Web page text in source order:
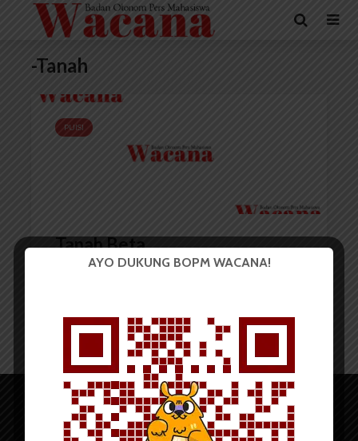
-Tanah
PUISI
Tanah Beta
AYO DUKUNG BOPM WACANA!